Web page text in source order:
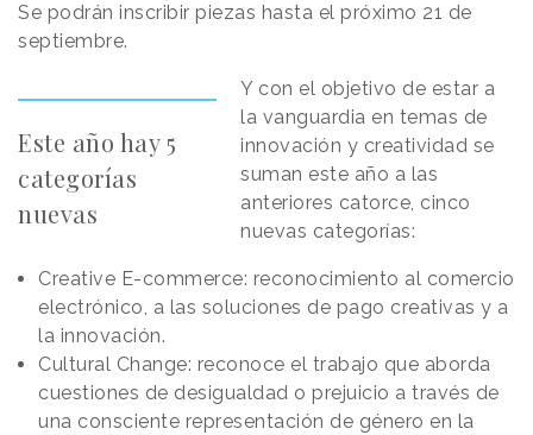
Se podrán inscribir piezas hasta el próximo 21 de
septiembre.
Este año hay 5
categorías
nuevas
Y con el objetivo de estar a
la vanguardia en temas de
innovación y creatividad se
suman este año a las
anteriores catorce, cinco
nuevas categorías:
Creative E-commerce: reconocimiento al comercio
electrónico, a las soluciones de pago creativas y a
la innovación.
Cultural Change: reconoce el trabajo que aborda
cuestiones de desigualdad o prejuicio a través de
una consciente representación de género en la